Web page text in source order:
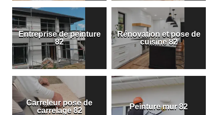
Entreprise de peinture
82
Rénovation et pose de
cuisine 82
Carreleur pose de
carrelage 82
Peinture mur 82